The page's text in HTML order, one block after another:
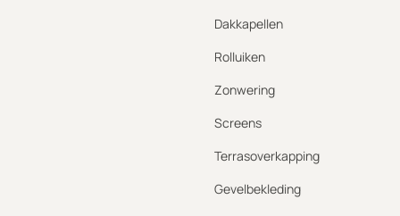
Dakkapellen
Rolluiken
Zonwering
Screens
Terrasoverkapping
Gevelbekleding